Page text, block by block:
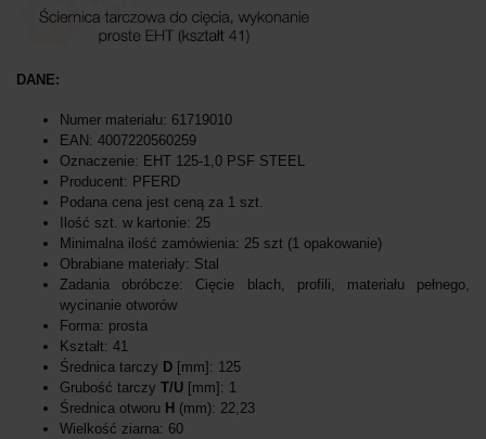
DANE:
Numer materiału: 61719010
EAN: 4007220560259
Oznaczenie: EHT 125-1,0 PSF STEEL
Producent: PFERD
Podana cena jest ceną za 1 szt.
Ilość szt. w kartonie: 25
Minimalna ilość zamówienia: 25 szt (1 opakowanie)
Obrabiane materiały: Stal
Zadania obróbcze: Cięcie blach, profili, materiału pełnego,
wycinanie otworów
Forma: prosta
Kształt: 41
Średnica tarczy D [mm]: 125
Grubość tarczy T/U [mm]: 1
Średnica otworu H (mm): 22,23
Wielkość ziarna: 60